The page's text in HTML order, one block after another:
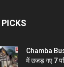
Chamba
में उजड़ गए 7